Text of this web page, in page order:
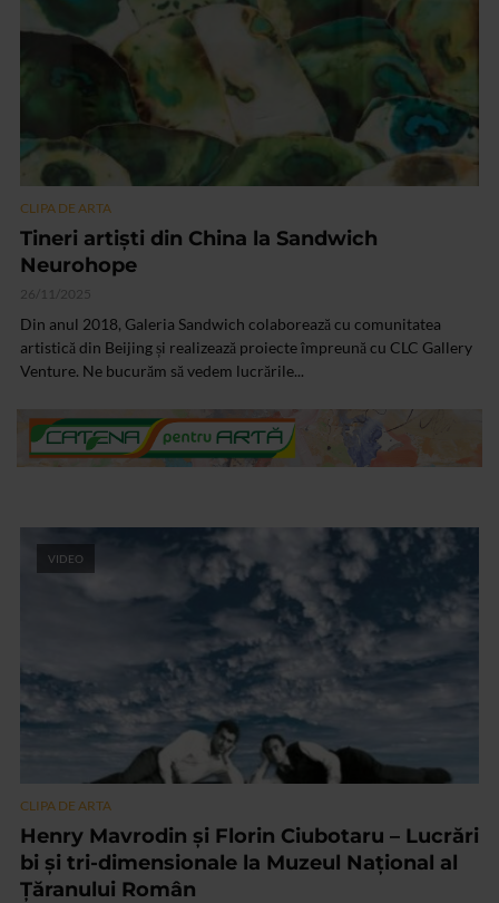
CLIPA DE ARTA
Tineri artiști din China la Sandwich
Neurohope
26/11/2025
Din anul 2018, Galeria Sandwich colaborează cu comunitatea
artistică din Beijing și realizează proiecte împreună cu CLC Gallery
Venture. Ne bucurăm să vedem lucrările...
VIDEO
CLIPA DE ARTA
Henry Mavrodin și Florin Ciubotaru – Lucrări
bi și tri-dimensionale la Muzeul Național al
Țăranului Român